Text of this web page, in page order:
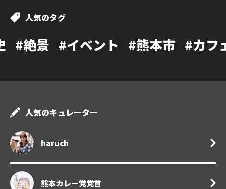
人気のタグ
ント #熊本市 #カフェ #温泉 #
人気のキュレーター
haruch
熊本カレー党党首